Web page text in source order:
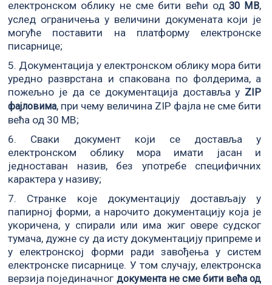
електронском облику не сме бити већи од30 MB,
услед ограничења у величини докумената који је
могуће поставити на платформу електронске
писарнице;
5. Документација у електронском облику мора бити
уредно разврстана и спакована по фолдерима, а
пожељно је да се документација доставља у ZIP
фајловима, при чему величина ZIP фајла не сме бити
већа од 30 MB;
6. Сваки документ који се доставља у
електронском облику мора имати јасан и
једноставан назив, без употребе специфичних
карактера у називу;
7. Странке које документацију достављају у
папирној форми, а нарочито документацију која је
укоричена, у спирали или има жиг овере судског
тумача, дужне су да исту документацију припреме и
у електронској форми ради завођења у систем
електронске писарнице. У том случају, електронска
верзија појединачног документа не сме бити већа од